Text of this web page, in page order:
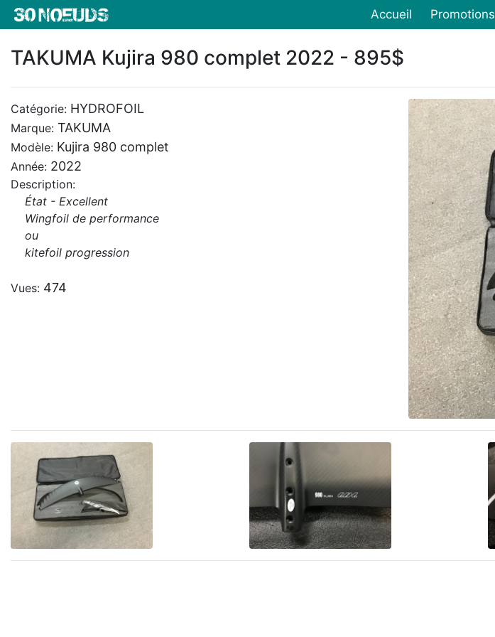
Accueil Promotions
TAKUMA Kujira 980 complet 2022 - 895$
Catégorie: HYDROFOIL
Marque: TAKUMA
Modèle: Kujira 980 complet
Année: 2022
Description:
État - Excellent
Wingfoil de performance
ou
kitefoil progression
Vues: 474